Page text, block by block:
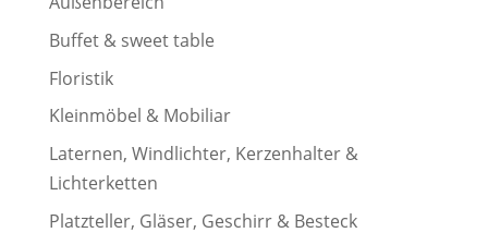
Buffet & sweet table
Floristik
Kleinmöbel & Mobiliar
Laternen, Windlichter, Kerzenhalter &
Lichterketten
Platzteller, Gläser, Geschirr & Besteck